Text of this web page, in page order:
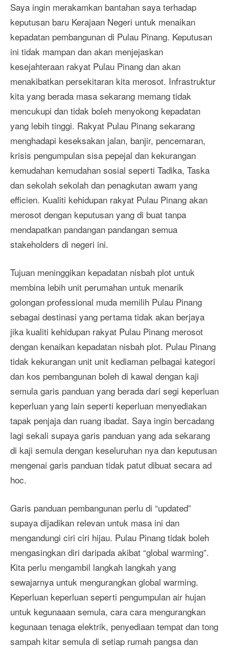
Saya ingin merakamkan bantahan saya terhadap
keputusan baru Kerajaan Negeri untuk menaikan
kepadatan pembangunan di Pulau Pinang. Keputusan
ini tidak mampan dan akan menjejaskan
kesejahteraan rakyat Pulau Pinang dan akan
menakibatkan persekitaran kita merosot. Infrastruktur
kita yang berada masa sekarang memang tidak
mencukupi dan tidak boleh menyokong kepadatan
yang lebih tinggi. Rakyat Pulau Pinang sekarang
menghadapi keseksakan jalan, banjir, pencemaran,
krisis pengumpulan sisa pepejal dan kekurangan
kemudahan kemudahan sosial seperti Tadika, Taska
dan sekolah sekolah dan penagkutan awam yang
efficien. Kualiti kehidupan rakyat Pulau Pinang akan
merosot dengan keputusan yang di buat tanpa
mendapatkan pandangan pandangan semua
stakeholders di negeri ini.
Tujuan meninggikan kepadatan nisbah plot untuk
membina lebih unit perumahan untuk menarik
golongan professional muda memilih Pulau Pinang
sebagai destinasi yang pertama tidak akan berjaya
jika kualiti kehidupan rakyat Pulau Pinang merosot
dengan kenaikan kepadatan nisbah plot. Pulau Pinang
tidak kekurangan unit unit kediaman pelbagai kategori
dan kos pembangunan boleh di kawal dengan kaji
semula garis panduan yang berada dari segi keperluan
keperluan yang lain seperti keperluan menyediakan
tapak penjaja dan ruang ibadat. Saya ingin bercadang
lagi sekali supaya garis panduan yang ada sekarang
di kaji semula dengan keseluruhan nya dan keputusan
mengenai garis panduan tidak patut dibuat secara ad
hoc.
Garis panduan pembangunan perlu di “updated”
supaya dijadikan relevan untuk masa ini dan
mengandungi ciri ciri hijau. Pulau Pinang tidak boleh
mengasingkan diri daripada akibat “global warming”.
Kita perlu mengambil langkah langkah yang
sewajarnya untuk mengurangkan global warming.
Keperluan keperluan seperti pengumpulan air hujan
untuk kegunaaan semula, cara cara mengurangkan
kegunaan tenaga elektrik, penyediaan tempat dan tong
sampah kitar semula di setiap rumah pangsa dan